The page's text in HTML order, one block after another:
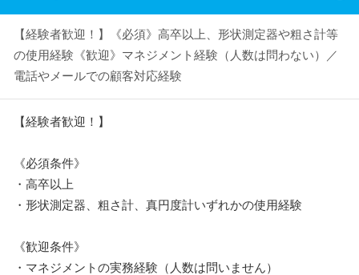
【経験者歓迎！】《必須》高卒以上、形状測定器や粗さ計等
の使用経験《歓迎》マネジメント経験（人数は問わない）／
電話やメールでの顧客対応経験
【経験者歓迎！】
《必須条件》
・高卒以上
・形状測定器、粗さ計、真円度計いずれかの使用経験
《歓迎条件》
・マネジメントの実務経験（人数は問いません）